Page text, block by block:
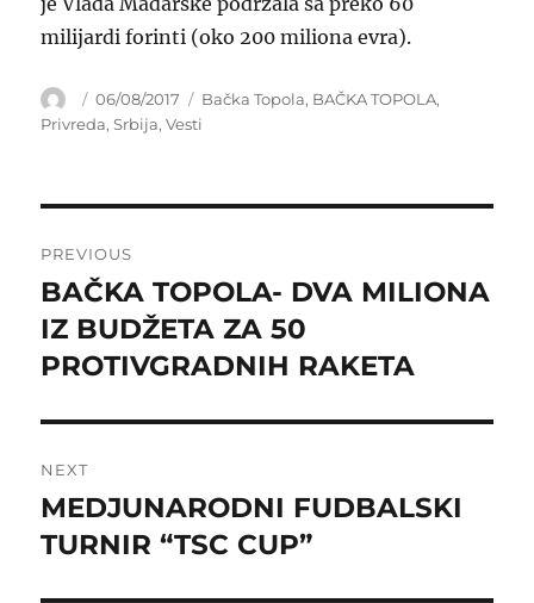
milijardi forinti (oko 200 miliona evra).
Author
Posted
on
06/08/2017 Categories
Bačka Topola, BAČKA TOPOLA,
Privreda,Srbija,Vesti
navigation
PREVIOUS
Previous
post:
BAČKA TOPOLA- DVA MILIONA
IZ BUDŽETA ZA 50
PROTIVGRADNIH RAKETA
NEXT
Next
post:
MEDJUNARODNI FUDBALSKI
TURNIR “TSC CUP”